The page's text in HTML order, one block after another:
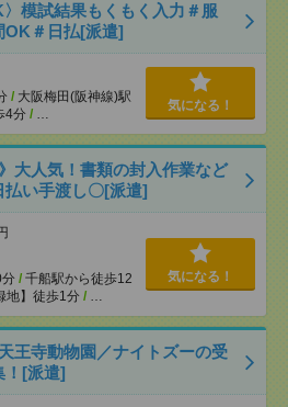
〉模試結果もくもく入力＃服
OK＃日払[派遣]
/ 大阪梅田(阪神線)駅
4分 / …
気になる！
大人気！書類の封入作業など
払い手渡し〇[派遣]
/ 千船駅から徒歩12
地】徒歩1分 / …
気になる！
寺動物園／ナイトズーの受
！[派遣]